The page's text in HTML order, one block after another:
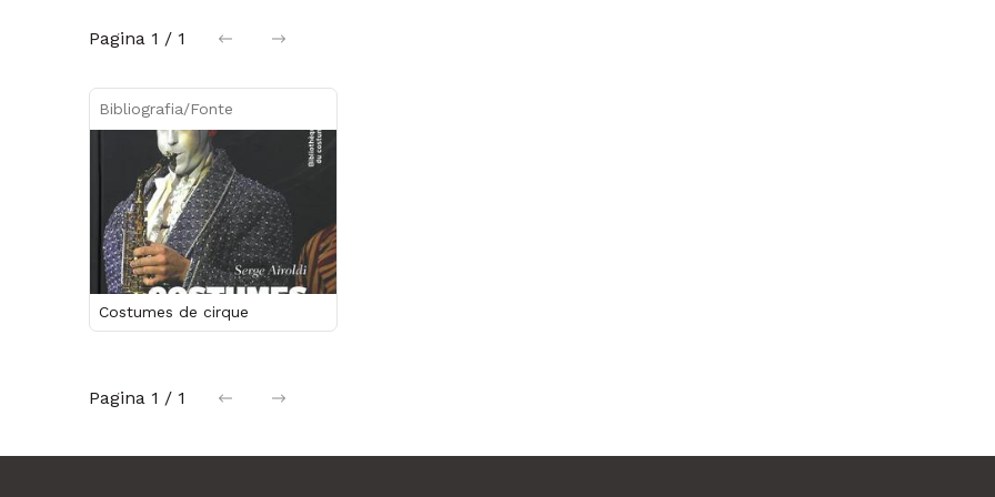
Pagina 1 / 1 precedentesuccessiva
Bibliografia/Fonte
Costumes de cirque
Pagina 1 / 1 precedentesuccessiva